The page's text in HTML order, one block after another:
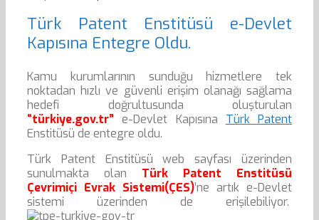
Türk Patent Enstitüsü e-Devlet
Kapısına Entegre Oldu.
Kamu kurumlarının sunduğu hizmetlere tek
noktadan hızlı ve güvenli erişim olanağı sağlama
hedefi doğrultusunda oluşturulan
“türkiye.gov.tr” e-Devlet Kapısına Türk Patent
Enstitüsü de entegre oldu.
Türk Patent Enstitüsü web sayfası üzerinden
sunulmakta olan Türk Patent Enstitüsü
Çevrimiçi Evrak Sistemi(ÇES)’ne artık e-Devlet
sistemi üzerinden de erişilebiliyor.